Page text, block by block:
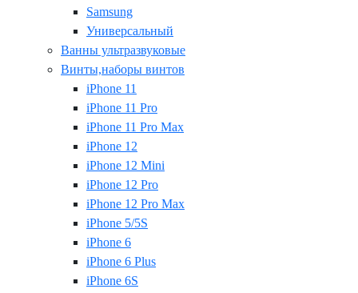
Samsung
Универсальный
Ванны ультразвуковые
Винты,наборы винтов
iPhone 11
iPhone 11 Pro
iPhone 11 Pro Max
iPhone 12
iPhone 12 Mini
iPhone 12 Pro
iPhone 12 Pro Max
iPhone 5/5S
iPhone 6
iPhone 6 Plus
iPhone 6S